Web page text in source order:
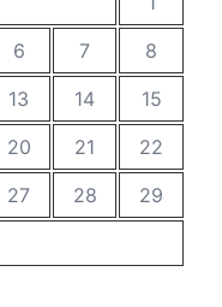
6 7
8
13 14
15
20 21
22
27 28
29